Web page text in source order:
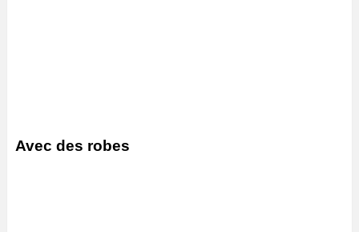
Avec des robes